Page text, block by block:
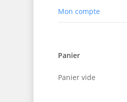
Mon compte
Panier
Panier vide